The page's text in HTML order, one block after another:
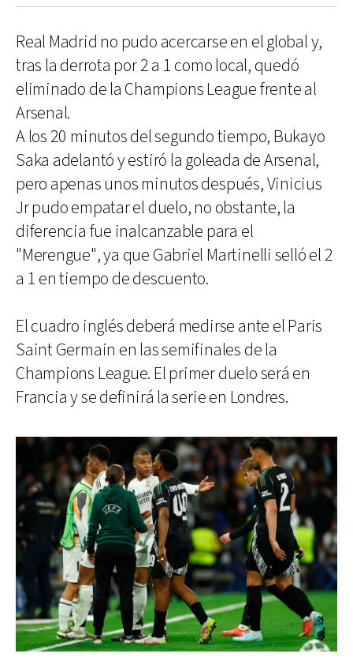
Real Madrid no pudo acercarse en el global y,
tras la derrota por 2 a 1 como local, quedó
eliminado de la Champions League frente al
Arsenal.
A los 20 minutos del segundo tiempo, Bukayo
Saka adelantó y estiró la goleada de Arsenal,
pero apenas unos minutos después, Vinicius
Jr pudo empatar el duelo, no obstante, la
diferencia fue inalcanzable para el
"Merengue", ya que Gabriel Martinelli selló el 2
a 1 en tiempo de descuento.
El cuadro inglés deberá medirse ante el Paris
Saint Germain en las semifinales de la
Champions League. El primer duelo será en
Francia y se definirá la serie en Londres.